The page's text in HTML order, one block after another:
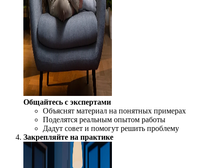
Общайтесь с экспертами
Объяснят материал на понятных примерах
Поделятся реальным опытом работы
Дадут совет и помогут решить проблему
Закрепляйте на практике